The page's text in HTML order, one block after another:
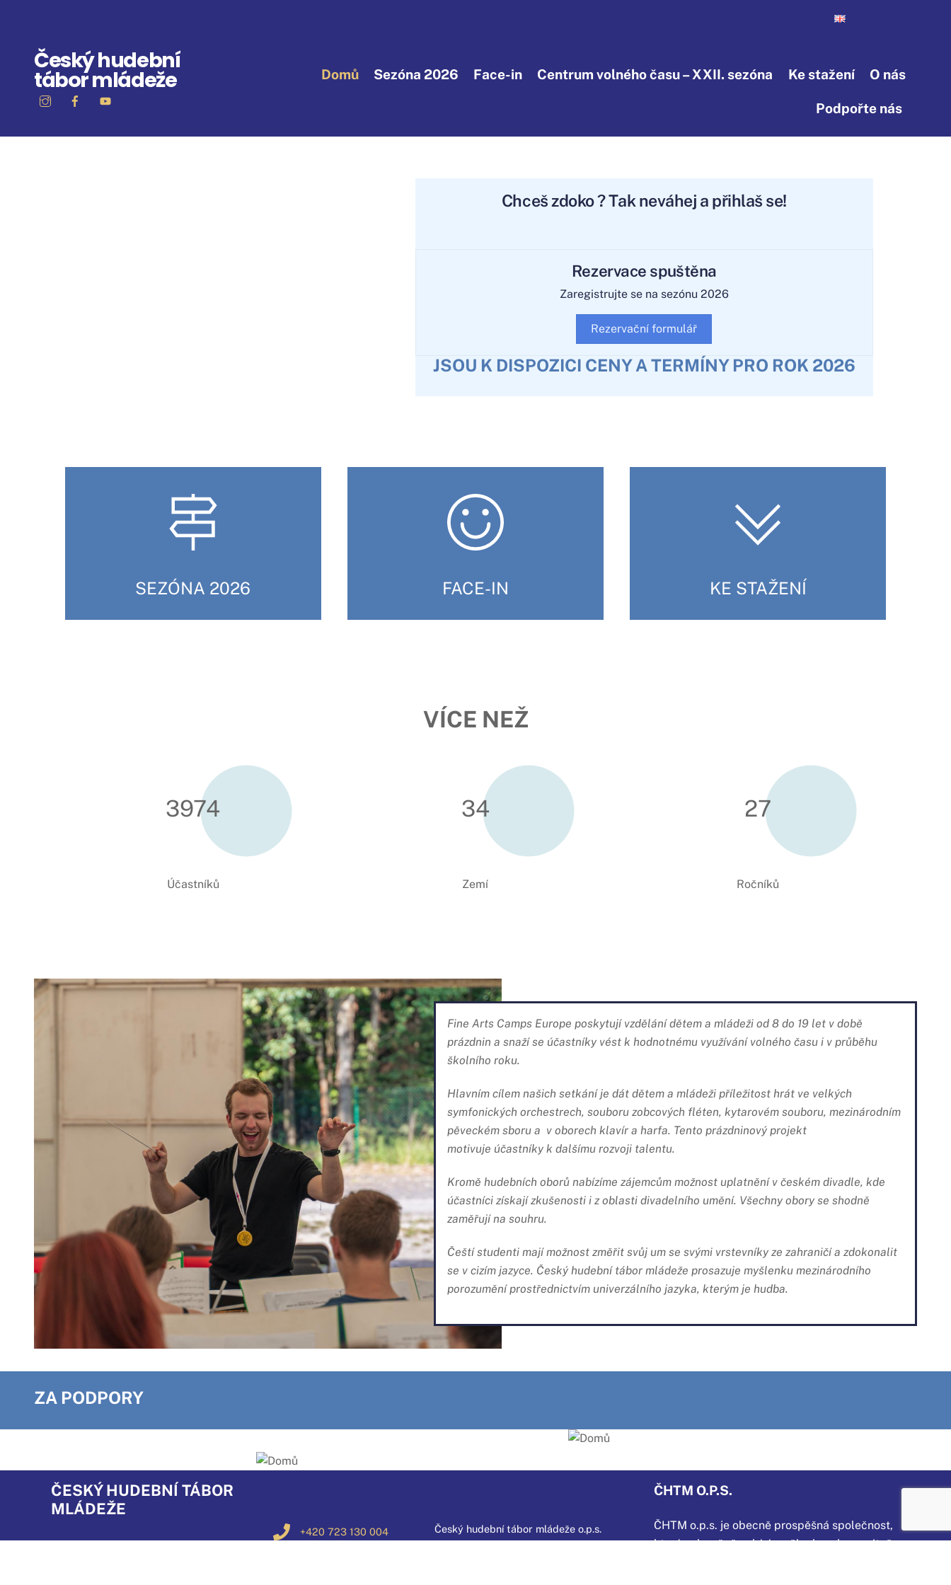
content
Český hudební
tábor mládeže Domů Sezóna 2026 Face-in Centrum volného času – XXII. sezóna Ke stažení O nás
Podpořte nás
Chcešzdokonalit? Tak neváhej a přihlaš se!
Rezervace spuštěna
Zaregistrujte se na sezónu 2026
Rezervační formulář
JSOU K DISPOZICI CENY A TERMÍNY PRO ROK 2026
SEZÓNA 2026 FACE-IN KE STAŽENÍ
VÍCE NEŽ
3995
Účastníků
34
Zemí
27
Ročníků
Fine Arts Camps Europe poskytují vzdělání dětem a mládeži od 8 do 19 let v době
prázdnin a snaží se účastníky vést k hodnotnému využívání volného času i v průběhu
školního roku.
Hlavním cílem našich setkání je dát dětem a mládeži příležitost hrát ve velkých
symfonických orchestrech, souboru zobcových fléten, kytarovém souboru, mezinárodním
pěveckém sboru a v oborech klavír a harfa. Tento prázdninový projekt
motivuje účastníky k dalšímu rozvoji talentu.
Kromě hudebních oborů nabízíme zájemcům možnost uplatnění v českém divadle, kde
účastníci získají zkušenosti i z oblasti divadelního umění. Všechny obory se shodně
zaměřují na souhru.
Čeští studenti mají možnost změřit svůj um se svými vrstevníky ze zahraničí a zdokonalit
se v cizím jazyce. Český hudební tábor mládeže prosazuje myšlenku mezinárodního
porozumění prostřednictvím univerzálního jazyka, kterým je hudba.
ZA PODPORY
ČESKÝ HUDEBNÍ TÁBOR
MLÁDEŽE
+420 723 130 004
Český hudební tábor mládeže o.p.s.
ČHTM O.P.S.
ČHTM o.p.s. je obecně prospěšná společnost,
která celoročně nabízí umělecky a humanitně